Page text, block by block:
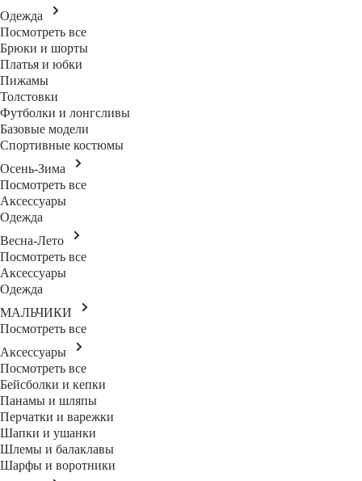
Одежда
Посмотреть все
Брюки и шорты
Платья и юбки
Пижамы
Толстовки
Футболки и лонгсливы
Базовые модели
Спортивные костюмы
Осень-Зима
Посмотреть все
Аксессуары
Одежда
Весна-Лето
Посмотреть все
Аксессуары
Одежда
МАЛЬЧИКИ
Посмотреть все
Аксессуары
Посмотреть все
Бейсболки и кепки
Панамы и шляпы
Перчатки и варежки
Шапки и ушанки
Шлемы и балаклавы
Шарфы и воротники